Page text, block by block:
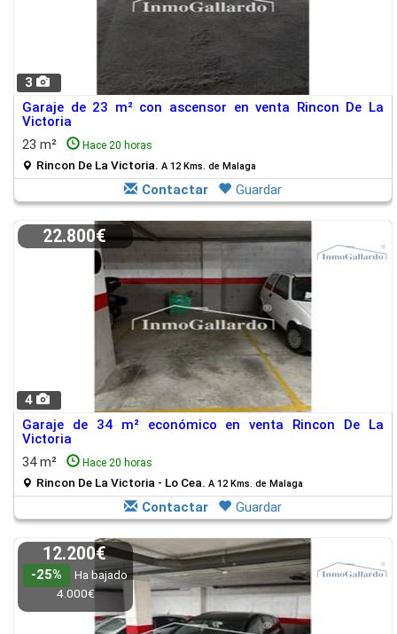
3
Garaje de 23 m² con ascensor en venta Rincon De La
Victoria
23 m²
Hace 20 horas
Rincon De La Victoria. A 12 Kms. de Malaga
Contactar Guardar
4
22.800€
Garaje de 34 m² económico en venta Rincon De La
Victoria
34 m²
Hace 20 horas
Rincon De La Victoria - Lo Cea. A 12 Kms. de Malaga
Contactar Guardar
12.200€
-25%
Ha bajado
4.000€